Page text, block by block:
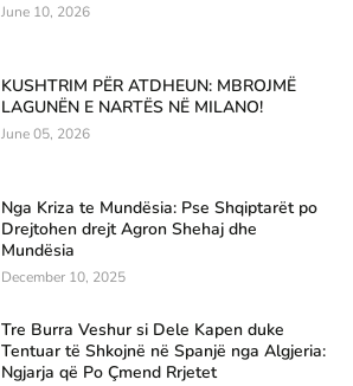
June 10, 2026
KUSHTRIM PËR ATDHEUN: MBROJMË
LAGUNËN E NARTËS NË MILANO!
June 05, 2026
Nga Kriza te Mundësia: Pse Shqiptarët po
Drejtohen drejt Agron Shehaj dhe
Mundësia
December 10, 2025
Tre Burra Veshur si Dele Kapen duke
Tentuar të Shkojnë në Spanjë nga Algjeria:
Ngjarja që Po Çmend Rrjetet